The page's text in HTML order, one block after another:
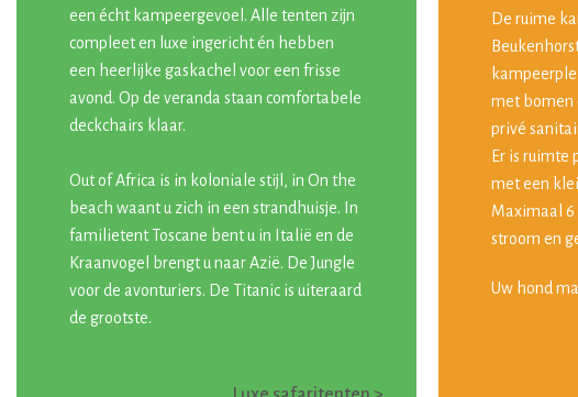
een écht kampeergevoel. Alle tenten zijn
compleet en luxe ingericht én hebben
een heerlijke gaskachel voor een frisse
avond. Op de veranda staan comfortabele
deckchairs klaar.
Out of Africa is in koloniale stijl, in On the
beach waant u zich in een strandhuisje. In
familietent Toscane bent u in Italië en de
Kraanvogel brengt u naar Azië. De Jungle
voor de avonturiers. De Titanic is uiteraard
de grootste.
De ruime
met bomen
privé
Er is ruimte
met een
Maximaal 6
stroom en
Uw hond